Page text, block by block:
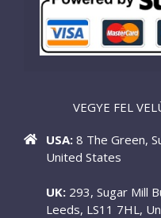
VEGYE FEL
USA: 8 The Green,
United States
UK: 293, Sugar Mill
Leeds, LS11 7HL,